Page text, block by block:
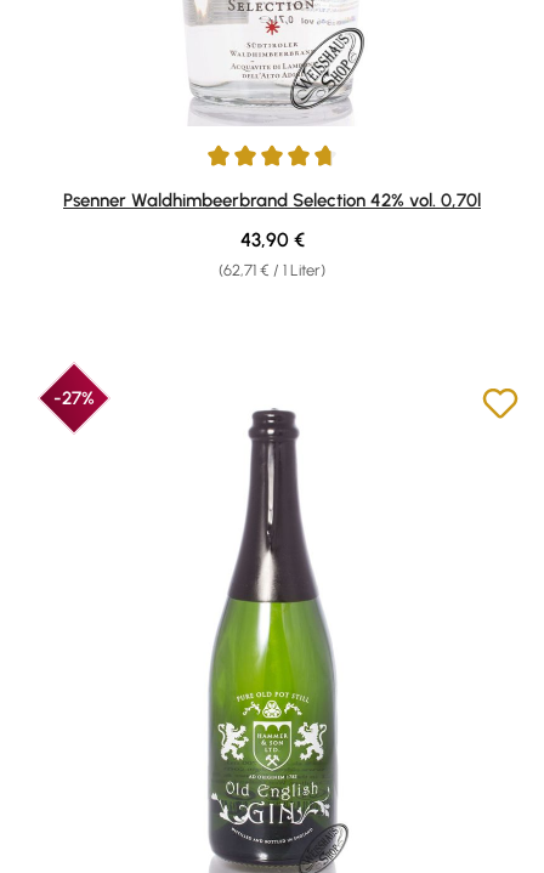
Durchschnittliche Bewertung von 4.81 von 5 Sternen
Psenner Waldhimbeerbrand Selection 42% vol. 0,70l
(62,71 € / 1 Liter)
Regulärer Preis:
43,90 €
-27%